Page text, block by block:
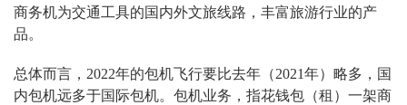
商务机为交通工具的国内外文旅线路，丰富旅游行业的产
品。
总体而言，2022年的包机飞行要比去年（2021年）略多，国
内包机远多于国际包机。包机业务，指花钱包（租）一架商